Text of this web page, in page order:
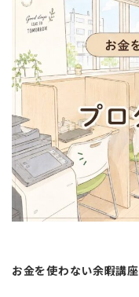
お金を使わない余暇講座